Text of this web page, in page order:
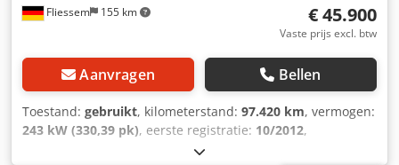
Fliessem 155 km € 45.900
Vaste prijs excl. btw
Aanvragen Bellen
Toestand: gebruikt, kilometerstand: 97.420 km, vermogen:
243 kW (330,39 pk), eerste registratie: 10/2012,
, brandstoftype: